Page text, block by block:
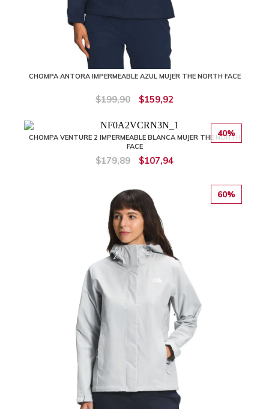
CHOMPA ANTORA IMPERMEABLE AZUL MUJER THE NORTH FACE
$199,90 $159,92
40%
CHOMPA VENTURE 2 IMPERMEABLE BLANCA MUJER THE NORTH
FACE
$179,89 $107,94
60%